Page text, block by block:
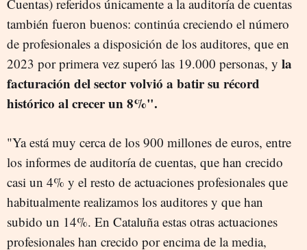
Cuentas) referidos únicamente a la auditoría de cuentas
también fueron buenos: continúa creciendo el número
de profesionales a disposición de los auditores, que en
2023 por primera vez superó las 19.000 personas, y la
facturación del sector volvió a batir su récord
histórico al crecer un 8%".
"Ya está muy cerca de los 900 millones de euros, entre
los informes de auditoría de cuentas, que han crecido
casi un 4% y el resto de actuaciones profesionales que
habitualmente realizamos los auditores y que han
subido un 14%. En Cataluña estas otras actuaciones
profesionales han crecido por encima de la media,